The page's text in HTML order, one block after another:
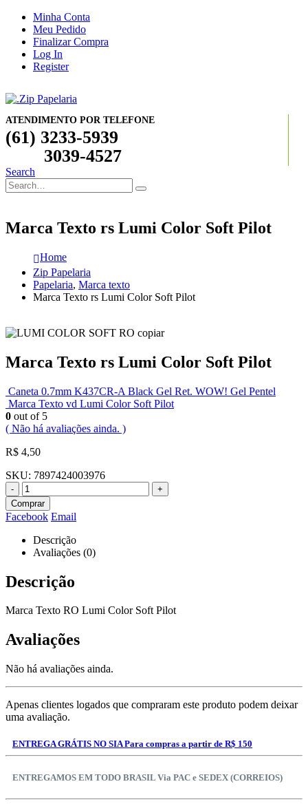
Minha Conta
Meu Pedido
Finalizar Compra
Log In
Register
ATENDIMENTO POR TELEFONE
(61) 3233-5939
3039-4527
Search
Marca Texto rs Lumi Color Soft Pilot
Home
Zip Papelaria
Papelaria, Marca texto
Marca Texto rs Lumi Color Soft Pilot
Marca Texto rs Lumi Color Soft Pilot
Caneta 0.7mm K437CR-A Black Gel Ret. WOW! Gel Pentel
Marca Texto vd Lumi Color Soft Pilot
0 out of 5
( Não há avaliações ainda. )
R$ 4,50
SKU: 7897424003976
-
+
Comprar
Facebook Email
Descrição
Avaliações (0)
Descrição
Marca Texto RO Lumi Color Soft Pilot
Avaliações
Não há avaliações ainda.
Apenas clientes logados que compraram este produto podem deixar
uma avaliação.
ENTREGA GRÁTIS NO SIA Para compras a partir de R$ 150
ENTREGAMOS EM TODO BRASIL Via PAC e SEDEX (CORREIOS)